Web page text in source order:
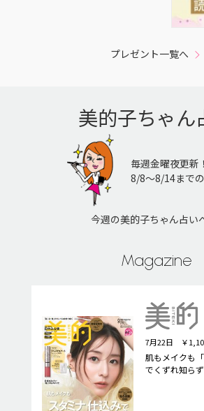
プレゼント一覧へ
美的子ちゃん
毎週金曜夜更新！
8/8〜8/14まで
今週の美的子ちゃん占い
Magazine
7月22日 ￥
肌もメイクも
でくずれ知らず